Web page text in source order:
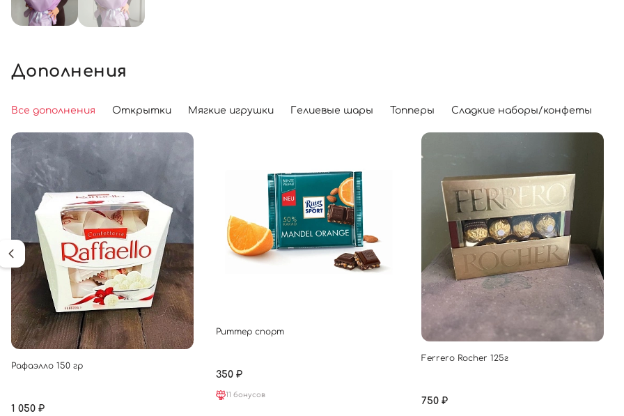
Дополнения
Все дополнения Открытки Мягкие игрушки Гелиевые шары Топперы Сладкие наборы/конфеты
Рафаэлло 150 гр
1 050 ₽
Риттер спорт
350 ₽
11 бонусов
Ferrero Rocher 125г
750 ₽